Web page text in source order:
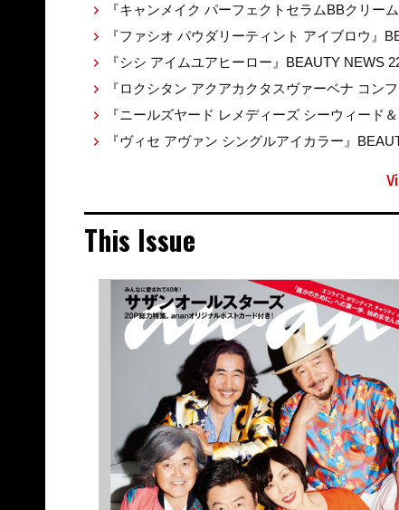
『キャンメイク パーフェクトセラムBBクリー
『ファシオ パウダリーティント アイブロウ』
『シシ アイムユアヒーロー』BEAUTY NEWS
『ロクシタン アクアカクタスヴァーベナ コン
『ニールズヤード レメディーズ シーウィード
『ヴィセ アヴァン シングルアイカラー』
This Issue